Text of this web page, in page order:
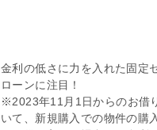
金利の低さに力を入れた固定
ローンに注目！
※2023年11月1日からのお借
いて、新規購入での物件の購